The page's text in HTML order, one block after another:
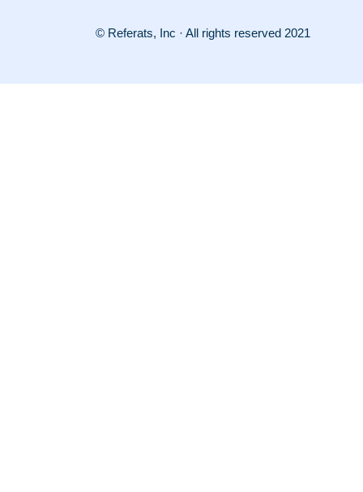
© Referats, Inc · All rights reserved 2021